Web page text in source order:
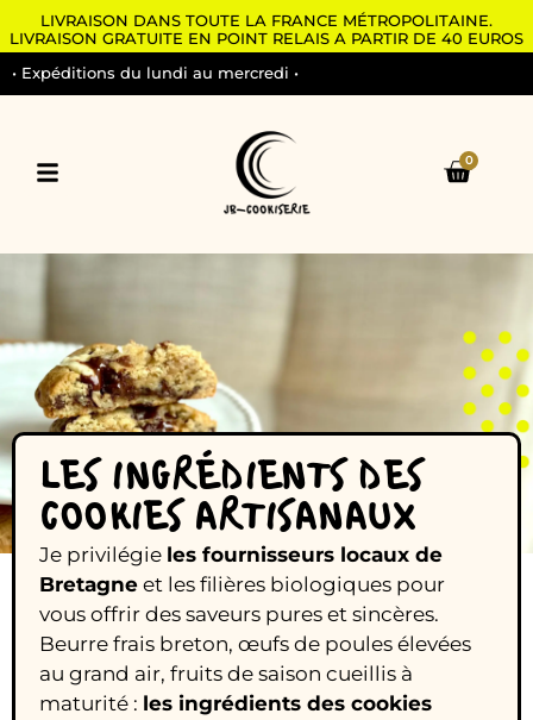
LIVRAISON DANS TOUTE LA FRANCE MÉTROPOLITAINE.
LIVRAISON GRATUITE EN POINT RELAIS A PARTIR DE 40 EUROS
• Expéditions du lundi au mercredi •
0
LES INGRÉDIENTS DES
COOKIES ARTISANAUX
Je privilégie les fournisseurs locaux de
Bretagne et les filières biologiques pour
vous offrir des saveurs pures et sincères.
Beurre frais breton, œufs de poules élevées
au grand air, fruits de saison cueillis à
maturité : les ingrédients des cookies